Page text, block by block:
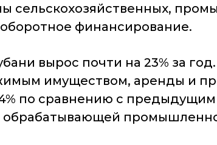
сельскохозяйственных,
финансирование.
вырос почти на 23% за
имуществом, аренды и
по сравнению с